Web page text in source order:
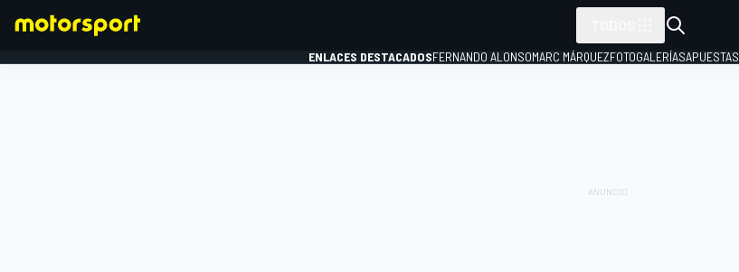
ENLACES DESTACADOSFERNANDO ALONSOMARC MÁRQUEZFOTOGALERÍASAPUESTAS